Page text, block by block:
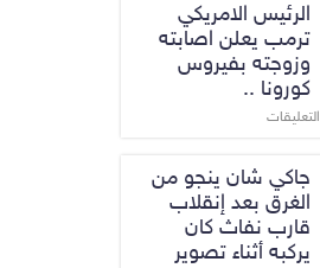
الرئيس الامريكي
ترمب يعلن اصابته
وزوجته بفيروس
كورونا ..
التعليقات
جاكي شان ينجو من
الغرق بعد إنقلاب
قارب نفاث كان
يركبه أثناء تصوير